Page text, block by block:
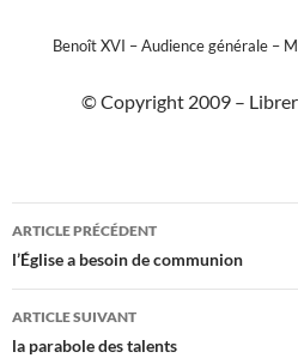
Benoît XVI – Audience générale –
© Copyright 2009 –
Navigation
des
articles
ARTICLE PRÉCÉDENT
l’Église a besoin de communion
ARTICLE SUIVANT
la parabole des talents